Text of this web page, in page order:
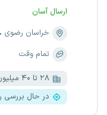
ارسال آسان
خراسان رضوی
تمام وقت
۲۸ تا ۴۰ میلیون تومان
در حال بررسی